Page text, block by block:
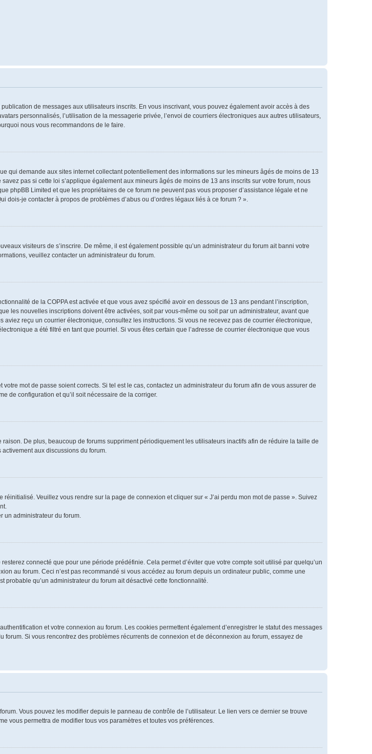
de messages aux utilisateurs inscrits. En vous inscrivant, vous pouvez également avoir accès à des
personnalisés, l’utilisation de la messagerie privée, l’envoi de courriers électroniques aux autres utilisateurs,
nous vous recommandons de le faire.
qui demande aux sites internet collectant potentiellement des informations sur les mineurs âgés de moins de 13
pas si cette loi s’applique également aux mineurs âgés de moins de 13 ans inscrits sur votre forum, nous
phpBB Limited et que les propriétaires de ce forum ne peuvent pas vous proposer d’assistance légale et ne
dois-je contacter à propos de problèmes d’abus ou d’ordres légaux liés à ce forum ? ».
visiteurs de s’inscrire. De même, il est également possible qu’un administrateur du forum ait banni votre
veuillez contacter un administrateur du forum.
de la COPPA est activée et que vous avez spécifié avoir en dessous de 13 ans pendant l’inscription,
les nouvelles inscriptions doivent être activées, soit par vous-même ou soit par un administrateur, avant que
reçu un courrier électronique, consultez les instructions. Si vous ne recevez pas de courrier électronique,
a été filtré en tant que pourriel. Si vous êtes certain que l’adresse de courrier électronique que vous
mot de passe soient corrects. Si tel est le cas, contactez un administrateur du forum afin de vous assurer de
de configuration et qu’il soit nécessaire de la corriger.
De plus, beaucoup de forums suppriment périodiquement les utilisateurs inactifs afin de réduire la taille de
aux discussions du forum.
Veuillez vous rendre sur la page de connexion et cliquer sur « J’ai perdu mon mot de passe ». Suivez
un administrateur du forum.
connecté que pour une période prédéfinie. Cela permet d’éviter que votre compte soit utilisé par quelqu’un
au forum. Ceci n’est pas recommandé si vous accédez au forum depuis un ordinateur public, comme une
probable qu’un administrateur du forum ait désactivé cette fonctionnalité.
et votre connexion au forum. Les cookies permettent également d’enregistrer le statut des messages
Si vous rencontrez des problèmes récurrents de connexion et de déconnexion au forum, essayez de
Vous pouvez les modifier depuis le panneau de contrôle de l’utilisateur. Le lien vers ce dernier se trouve
vous permettra de modifier tous vos paramètres et toutes vos préférences.